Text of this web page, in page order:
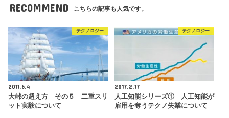
RECOMMEND こちらの記事も人気です。
テクノロジー
2011.6.4
大峠の超え方 その５ 二重スリ
ット実験について
テクノロジー
2017.2.17
人工知能シリーズ① 人工知能が
雇用を奪うテクノ失業について